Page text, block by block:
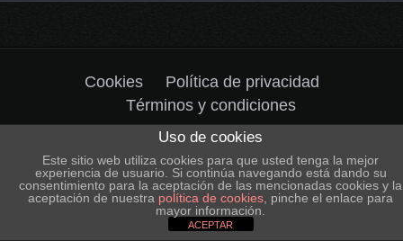
Cookies
Política de privacidad
Términos y condiciones
© 2004-2026 Copyright byEstudio Marhea &
@rgos Producciones. All rights reserved. Safe
Creative
Uso de cookies
Este sitio web utiliza cookies para que usted tenga la mejor
experiencia de usuario. Si continúa navegando está dando su
consentimiento para la aceptación de las mencionadas cookies y la
aceptación de nuestra política de cookies , pinche el enlace para
mayor información.
ACEPTAR